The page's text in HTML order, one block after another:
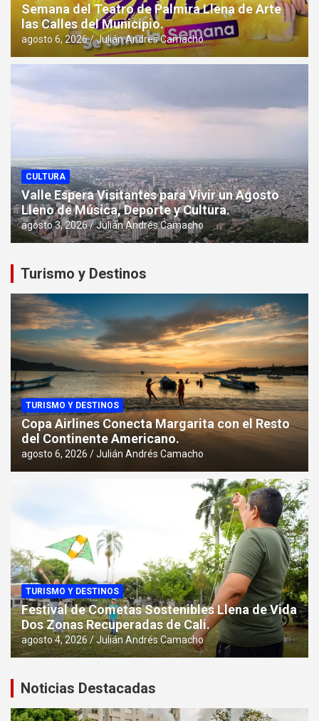
Semana del Teatro de Palmira Llena de Arte
las Calles del Municipio.
agosto 6, 2026 Julián Andrés Camacho
CULTURA
Valle Espera Visitantes para Vivir un Agosto
Lleno de Música, Deporte y Cultura.
agosto 3, 2026 Julián Andrés Camacho
Turismo y Destinos
TURISMO Y DESTINOS
Copa Airlines Conecta Margarita con el Resto
del Continente Americano.
agosto 6, 2026 Julián Andrés Camacho
TURISMO Y DESTINOS
Festival de Cometas Sostenibles Llena de Vida
Dos Zonas Recuperadas de Cali.
agosto 4, 2026 Julián Andrés Camacho
Noticias Destacadas